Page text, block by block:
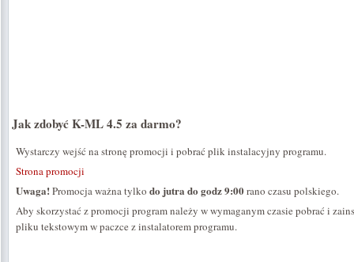
Jak zdobyć K-ML 4.5 za darmo?
Wystarczy wejść na stronę promocji i pobrać plik instalacyjny programu.
Strona promocji
Uwaga!Promocja ważna tylko do jutra do godz 9:00rano czasu polskiego.
Aby skorzystać z promocji program należy w wymaganym czasie pobrać i
pliku tekstowym w paczce z instalatorem programu.